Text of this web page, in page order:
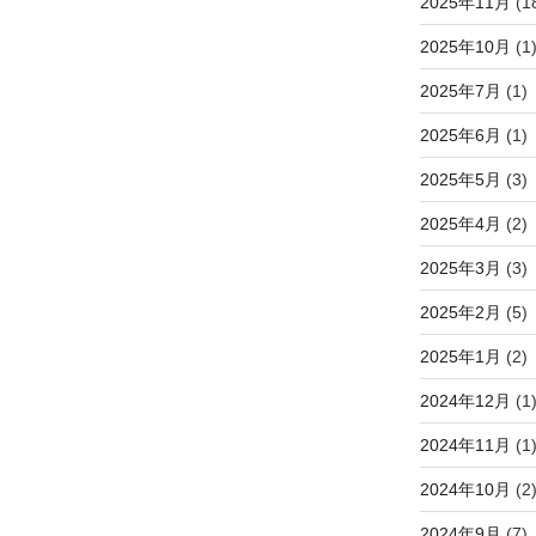
2025年10月 (1)
2025年7月 (1)
2025年6月 (1)
2025年5月 (3)
2025年4月 (2)
2025年3月 (3)
2025年2月 (5)
2025年1月 (2)
2024年12月 (1)
2024年11月 (1)
2024年10月 (2)